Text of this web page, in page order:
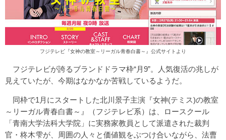
フジテレビ『女神の教室～リーガル青春白書～』公式サイトより
フジテレビが誇るブランドドラマ枠“月9”。人気復活の兆しが
見えていたが、今期はなかなか苦戦しているようだ。
同枠で1月にスタートした北川景子主演『女神(テミス)の教室
～リーガル青春白書～』（フジテレビ系）は、ロースクール
「青南大学法科大学院」に実務家教員として派遣された裁判
官・柊木雫が、周囲の人々と価値観をぶつけ合いながら、法曹